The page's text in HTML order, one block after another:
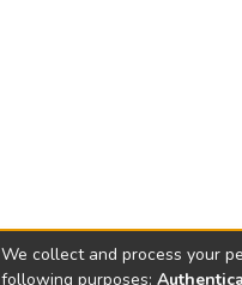
We collect and process your
following purposes: